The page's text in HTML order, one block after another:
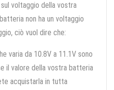
voltaggio della vostra
non ha un voltaggio
ciò vuol dire che:
varia da 10.8V a 11.1V sono
il valore della vostra batteria
acquistarla in tutta